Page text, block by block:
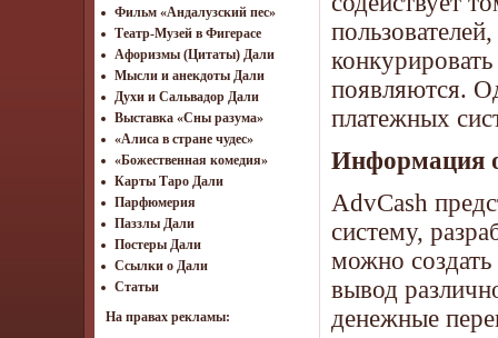
Фильм «Андалузский пес»
Театр-Музей в Фигерасе
Афоризмы (Цитаты) Дали
Мысли и анекдоты Дали
Духи и Сальвадор Дали
Выставка «Сны разума»
«Алиса в стране чудес»
«Божественная комедия»
Карты Таро Дали
Парфюмерия
Паззлы Дали
Постеры Дали
Ссылки о Дали
Статьи
На правах рекламы:
появляются.
платежных
Информация
AdvCash
систему,
можно
вывод
денежные